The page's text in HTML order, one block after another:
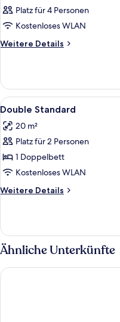
Platz für 4 Personen
Kostenloses WLAN
Weitere Details
Weitere
Alle
Fotos
für
Double
Standard
anzeigen
1
Double Standard
20 m²
Platz für 2 Personen
1 Doppelbett
Kostenloses WLAN
Weitere Details
Weitere
Standard
Ähnliche Unterkünfte
Hotel Macedonia Square